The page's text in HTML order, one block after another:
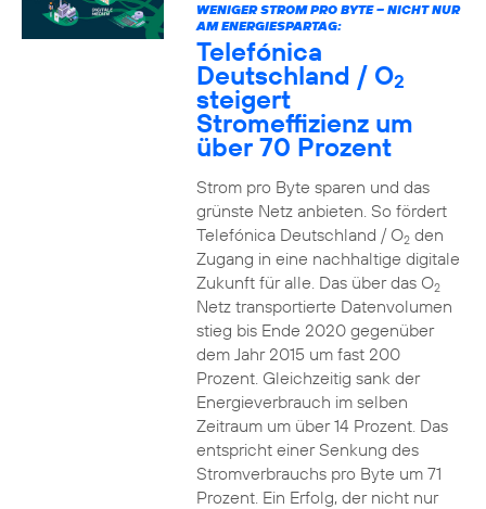
WENIGER STROM PRO BYTE – NICHT NUR
AM ENERGIESPARTAG:
Telefónica
Deutschland / O2
steigert
Stromeffizienz um
über 70 Prozent
Strom pro Byte sparen und das
grünste Netz anbieten. So fördert
Telefónica Deutschland / O2den
Zugang in eine nachhaltige digitale
Zukunft für alle. Das über das O2
Netz transportierte Datenvolumen
stieg bis Ende 2020 gegenüber
dem Jahr 2015 um fast 200
Prozent. Gleichzeitig sank der
Energieverbrauch im selben
Zeitraum um über 14 Prozent. Das
entspricht einer Senkung des
Stromverbrauchs pro Byte um 71
Prozent. Ein Erfolg, der nicht nur